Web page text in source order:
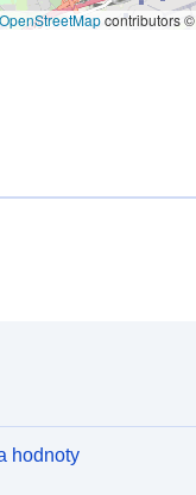
OpenStreetMapcontributors ©
hodnoty